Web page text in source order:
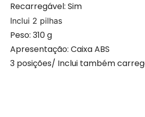
Recarregável: Sim
Inclui 2 pilhas
Peso: 310 g
Apresentação: Caixa ABS
3 posições/ Inclui também